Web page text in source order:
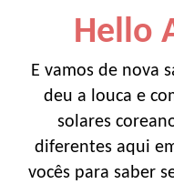
Hello
E vamos de nova
deu a louca e
solares
diferentes aqui
vocês para saber